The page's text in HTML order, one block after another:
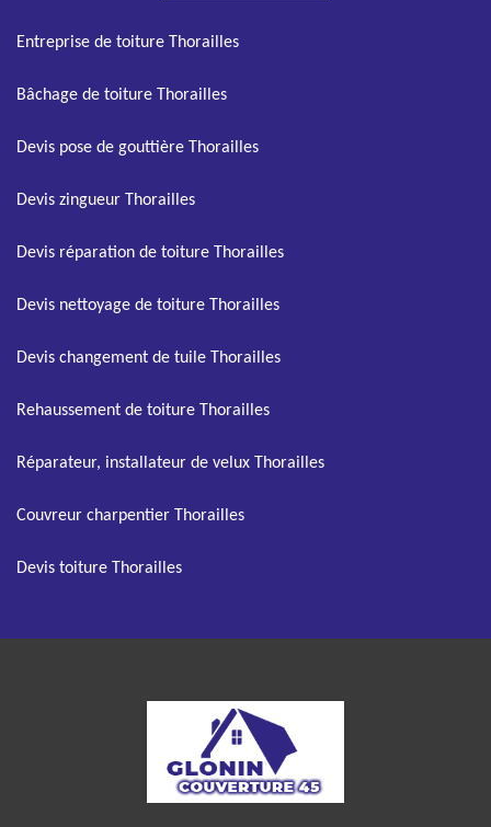
Entreprise de toiture Thorailles
Bâchage de toiture Thorailles
Devis pose de gouttière Thorailles
Devis zingueur Thorailles
Devis réparation de toiture Thorailles
Devis nettoyage de toiture Thorailles
Devis changement de tuile Thorailles
Rehaussement de toiture Thorailles
Réparateur, installateur de velux Thorailles
Couvreur charpentier Thorailles
Devis toiture Thorailles